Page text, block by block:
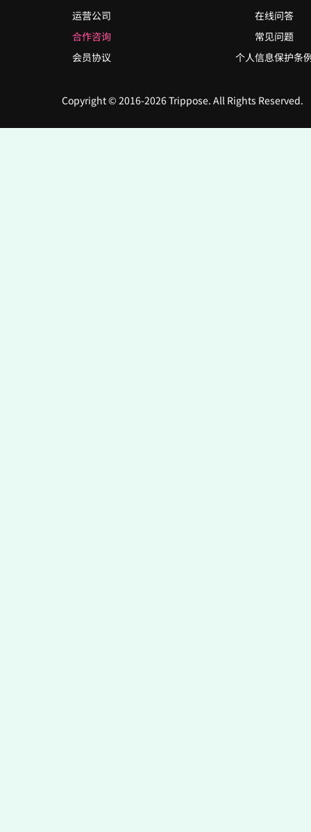
运营公司
合作咨询
会员协议
在线问答
常见问题
个人信息保护条
Copyright © 2016-2026 Trippose. All Rights Reserved.